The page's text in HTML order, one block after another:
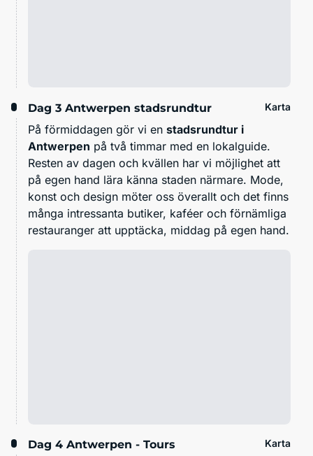
Dag 3 Antwerpen stadsrundtur Karta
På förmiddagen gör vi en stadsrundtur i
Antwerpen på två timmar med en lokalguide.
Resten av dagen och kvällen har vi möjlighet att
på egen hand lära känna staden närmare. Mode,
konst och design möter oss överallt och det finns
många intressanta butiker, kaféer och förnämliga
restauranger att upptäcka, middag på egen hand.
Dag 4 Antwerpen - Tours Karta